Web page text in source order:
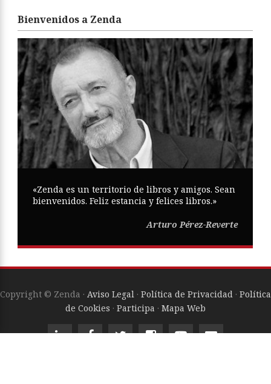
Bienvenidos a Zenda
«Zenda es un territorio de libros y amigos. Sean
bienvenidos. Feliz estancia y felices libros.»
Arturo Pérez-Reverte
Copyright © Zenda · Aviso Legal · Política de Privacidad · Política
de Cookies · Participa · Mapa Web